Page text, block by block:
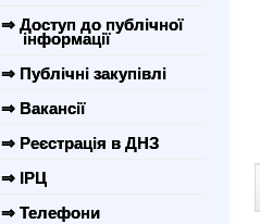
⇒ Доступ до публічної
інформації
⇒ Публічні закупівлі
⇒ Вакансії
⇒ Реєстрація в ДНЗ
⇒ ІРЦ
⇒ Телефони